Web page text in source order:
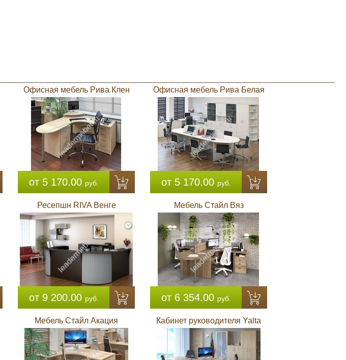
Офисная мебель Рива Клен
от 5 170.00 руб.
Офисная мебель Рива Белая
от 5 170.00 руб.
Ресепшн RIVA Венге
от 9 200.00 руб.
Мебель Стайл Вяз
от 6 354.00 руб.
Мебель Стайл Акация Кабинет руководителя Yalta